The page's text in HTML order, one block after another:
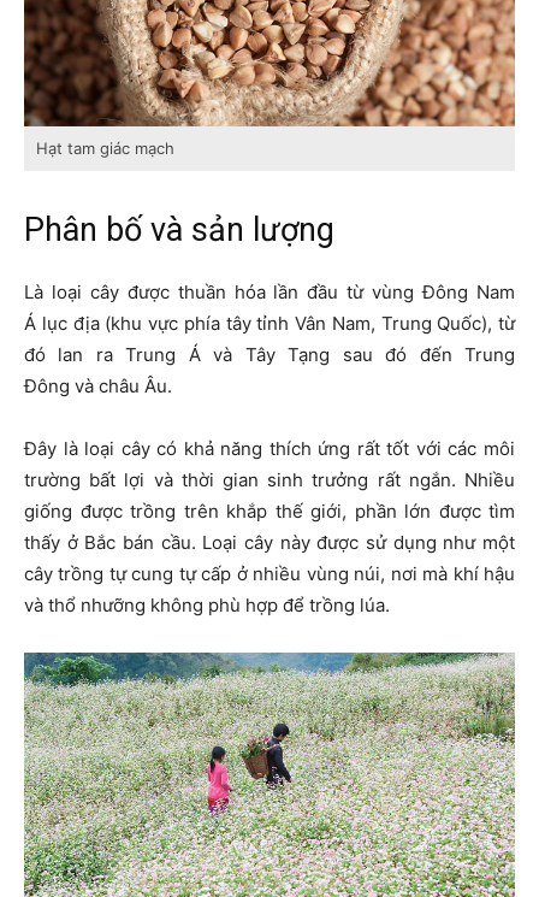
Hạt tam giác mạch
Phân bố và sản lượng
Là loại cây được thuần hóa lần đầu từ vùng Đông Nam
Á lục địa (khu vực phía tây tỉnh Vân Nam, Trung Quốc), từ
đó lan ra Trung Á và Tây Tạng sau đó đến Trung
Đông và châu Âu.
Đây là loại cây có khả năng thích ứng rất tốt với các môi
trường bất lợi và thời gian sinh trưởng rất ngắn. Nhiều
giống được trồng trên khắp thế giới, phần lớn được tìm
thấy ở Bắc bán cầu. Loại cây này được sử dụng như một
cây trồng tự cung tự cấp ở nhiều vùng núi, nơi mà khí hậu
và thổ nhưỡng không phù hợp để trồng lúa.